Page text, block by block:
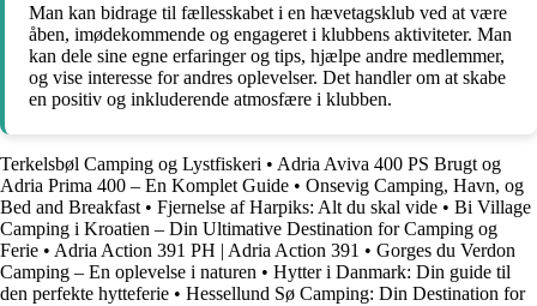
Man kan bidrage til fællesskabet i en hævetagsklub ved at være
åben, imødekommende og engageret i klubbens aktiviteter. Man
kan dele sine egne erfaringer og tips, hjælpe andre medlemmer,
og vise interesse for andres oplevelser. Det handler om at skabe
en positiv og inkluderende atmosfære i klubben.
Terkelsbøl Camping og Lystfiskeri • Adria Aviva 400 PS Brugt og
Adria Prima 400 – En Komplet Guide • Onsevig Camping, Havn, og
Bed and Breakfast • Fjernelse af Harpiks: Alt du skal vide • Bi Village
Camping i Kroatien – Din Ultimative Destination for Camping og
Ferie • Adria Action 391 PH | Adria Action 391 • Gorges du Verdon
Camping – En oplevelse i naturen • Hytter i Danmark: Din guide til
den perfekte hytteferie • Hessellund Sø Camping: Din Destination for